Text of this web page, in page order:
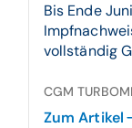
Bis Ende
vollständig
CGM
Zum Artikel